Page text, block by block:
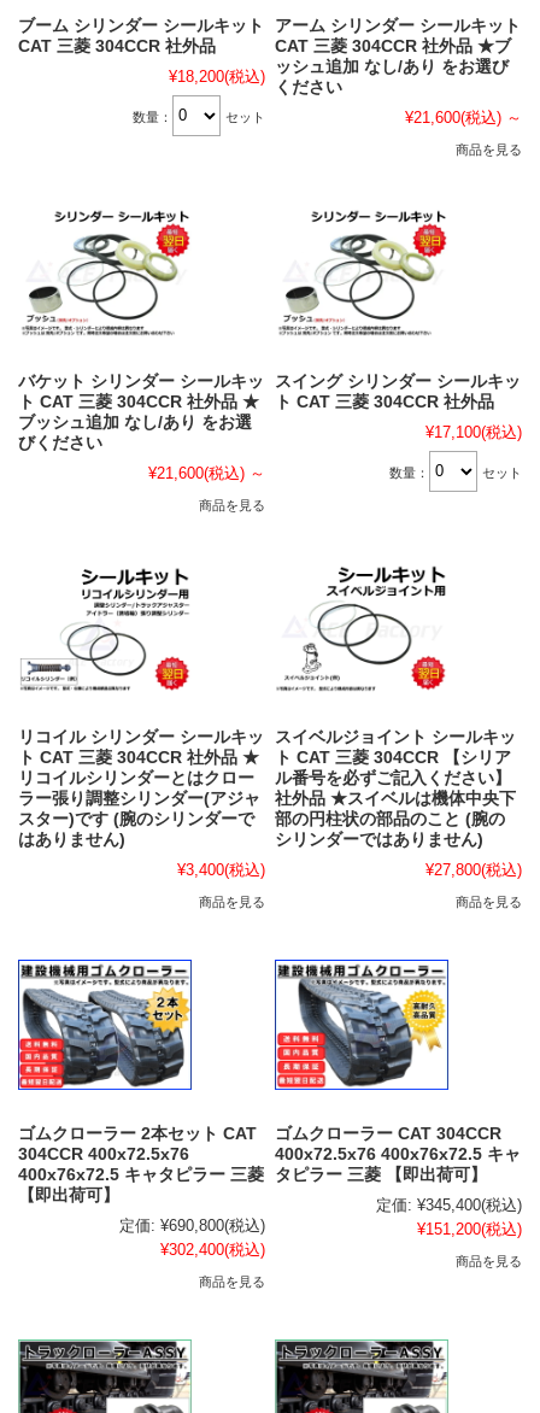
ブーム シリンダー シールキット
CAT 三菱 304CCR 社外品
¥18,200(税込)
数量： セット
アーム シリンダー シールキット
CAT 三菱 304CCR 社外品 ★ブ
ッシュ追加 なし/あり をお選び
ください
¥21,600(税込) ～
商品を見る
バケット シリンダー シールキッ
ト CAT 三菱 304CCR 社外品 ★
ブッシュ追加 なし/あり をお選
びください
¥21,600(税込) ～
商品を見る
スイング シリンダー シールキッ
ト CAT 三菱 304CCR 社外品
¥17,100(税込)
数量： セット
リコイル シリンダー シールキッ
ト CAT 三菱 304CCR 社外品 ★
リコイルシリンダーとはクロー
ラー張り調整シリンダー(アジャ
スター)です (腕のシリンダーで
はありません)
¥3,400(税込)
商品を見る
スイベルジョイント シールキッ
ト CAT 三菱 304CCR 【シリア
ル番号を必ずご記入ください】
社外品 ★スイベルは機体中央下
部の円柱状の部品のこと (腕の
シリンダーではありません)
¥27,800(税込)
商品を見る
ゴムクローラー 2本セット CAT
304CCR 400x72.5x76
400x76x72.5 キャタピラー 三菱
【即出荷可】
定価: ¥690,800(税込)
¥302,400(税込)
商品を見る
ゴムクローラー CAT 304CCR
400x72.5x76 400x76x72.5 キャ
タピラー 三菱 【即出荷可】
定価: ¥345,400(税込)
¥151,200(税込)
商品を見る